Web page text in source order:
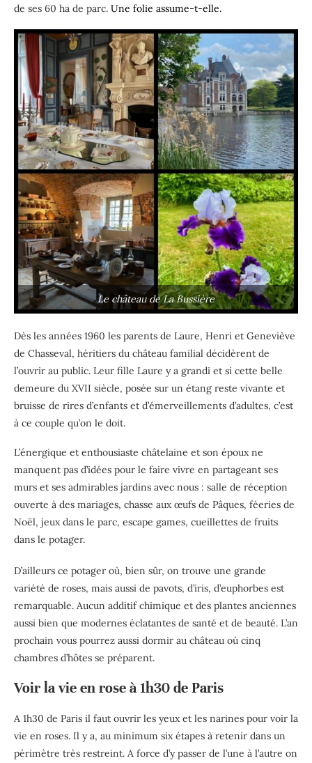
de ses 60 ha de parc. Une folie assume-t-elle.
Le château de La Bussière
Dès les années 1960 les parents de Laure, Henri et Geneviève
de Chasseval, héritiers du château familial décidèrent de
l’ouvrir au public. Leur fille Laure y a grandi et si cette belle
demeure du XVII siècle, posée sur un étang reste vivante et
bruisse de rires d’enfants et d’émerveillements d’adultes, c’est
à ce couple qu’on le doit.
L’énergique et enthousiaste châtelaine et son époux ne
manquent pas d’idées pour le faire vivre en partageant ses
murs et ses admirables jardins avec nous : salle de réception
ouverte à des mariages, chasse aux œufs de Pâques, féeries de
Noël, jeux dans le parc, escape games, cueillettes de fruits
dans le potager.
D’ailleurs ce potager où, bien sûr, on trouve une grande
variété de roses, mais aussi de pavots, d’iris, d’euphorbes est
remarquable. Aucun additif chimique et des plantes anciennes
aussi bien que modernes éclatantes de santé et de beauté. L’an
prochain vous pourrez aussi dormir au château où cinq
chambres d’hôtes se préparent.
Voir la vie en rose à 1h30 de Paris
A 1h30 de Paris il faut ouvrir les yeux et les narines pour voir la
vie en roses. Il y a, au minimum six étapes à retenir dans un
périmètre très restreint. A force d’y passer de l’une à l’autre on